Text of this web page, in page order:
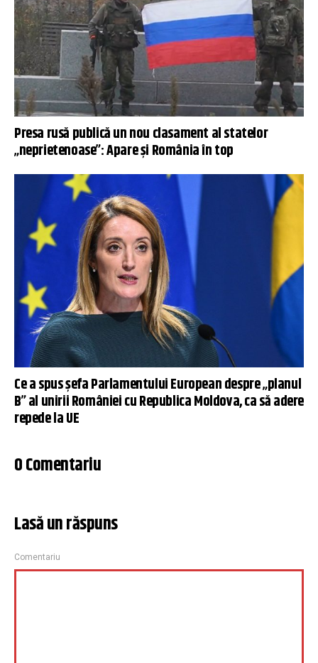
Presa rusă publică un nou clasament al statelor
„neprietenoase”: Apare și România în top
Ce a spus șefa Parlamentului European despre „planul
B” al unirii României cu Republica Moldova, ca să adere
repede la UE
0 Comentariu
Lasă un răspuns
Comentariu